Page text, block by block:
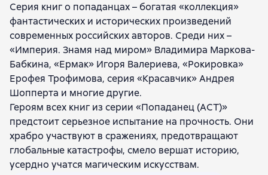
Ростислав Марченко Ерофей Трофимов
Vladimir Gennadievich Poselyagin Евгений Шалашов
Георгий Лопатин Тимур Максютов Виктор Зайцев
Алексей Изверин Андрей Лео Алексей Вязовский
Александр Казанков Виталий Храмов
Евгений Шепельский Безбашенный
Борис Батыршин Alexander Bashibuzuk
Константин Шаров Тарас Асачёв
Александр Санфиров Alexander Shapochkin
Alexey Shirokov Михаил Алексеев Денис Щелкунов
Евгений Ходаницкий Дмитрий Тан Иван Оченков
Илья Романов Михаил Баковец
Серия книг о попаданцах – богатая «коллекция»
фантастических и исторических произведений
современных российских авторов. Среди них –
«Империя. Знамя над миром» Владимира Маркова-
Бабкина, «Ермак» Игоря Валериева, «Рокировка»
Ерофея Трофимова, серия «Красавчик» Андрея
Шопперта и многие другие.
Героям всех книг из серии «Попаданец (АСТ)»
предстоит серьезное испытание на прочность. Они
храбро участвуют в сражениях, предотвращают
глобальные катастрофы, смело вершат историю,
усердно учатся магическим искусствам.